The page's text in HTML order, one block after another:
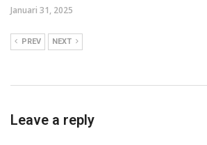
Januari 31, 2025
PREV NEXT
Leave a reply